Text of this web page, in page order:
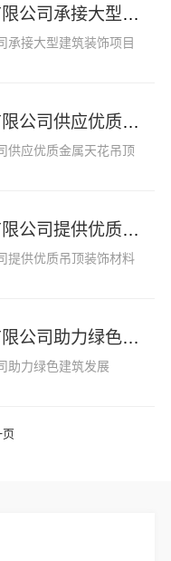
嘉兴吉康铝业有限公司承接大型建筑装饰项目
承接大型建筑装饰项目
嘉兴吉康铝业有限公司供应优质金属天花吊顶
供应优质金属天花吊顶
嘉兴吉康铝业有限公司提供优质吊顶装饰材料
提供优质吊顶装饰材料
嘉兴吉康铝业有限公司助力绿色建筑发展
助力绿色建筑发展
页